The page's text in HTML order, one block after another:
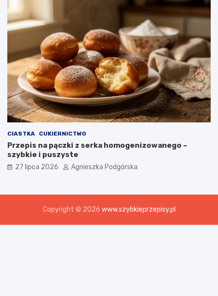
CIASTKA CUKIERNICTWO
Przepis na pączki z serka homogenizowanego –
szybkie i puszyste
27 lipca 2026 Agnieszka Podgórska
Copyright © 2026 www.szybkieprzepisy.pl